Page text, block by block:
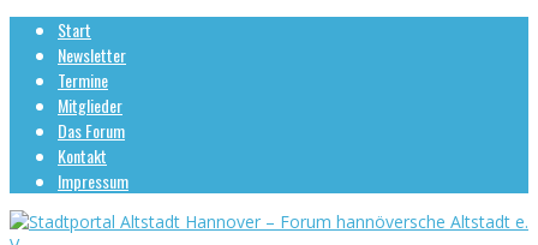
Start
Newsletter
Termine
Mitglieder
Das Forum
Kontakt
Impressum